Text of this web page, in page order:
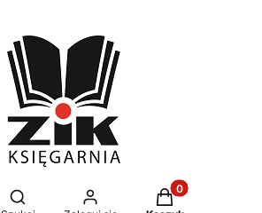
Otwórz wyszukiwarkę Produkty w